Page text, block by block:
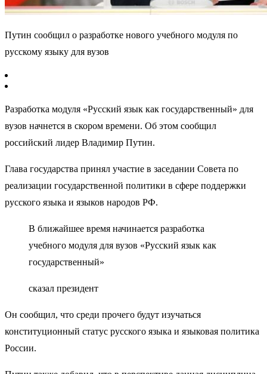
Путин сообщил о разработке нового учебного модуля по
русскому языку для вузов
Разработка модуля «Русский язык как государственный» для
вузов начнется в скором времени. Об этом сообщил
российский лидер Владимир Путин.
Глава государства принял участие в заседании Совета по
реализации государственной политики в сфере поддержки
русского языка и языков народов РФ.
В ближайшее время начинается разработка
учебного модуля для вузов «Русский язык как
государственный»
сказал президент
Он сообщил, что среди прочего будут изучаться
конституционный статус русского языка и языковая политика
России.